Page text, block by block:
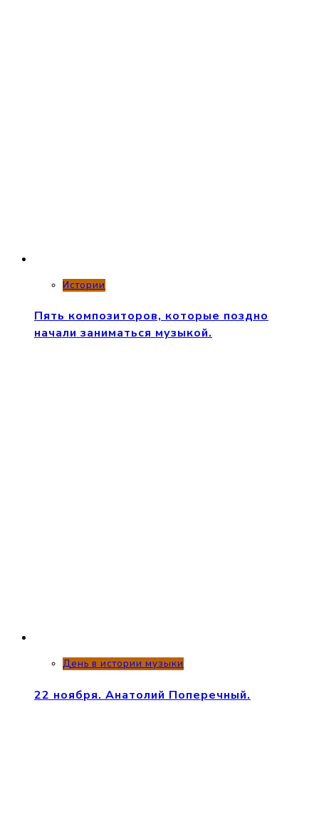
Истории
Пять композиторов, которые поздно
начали заниматься музыкой.
День в истории музыки
22 ноября. Анатолий Поперечный.